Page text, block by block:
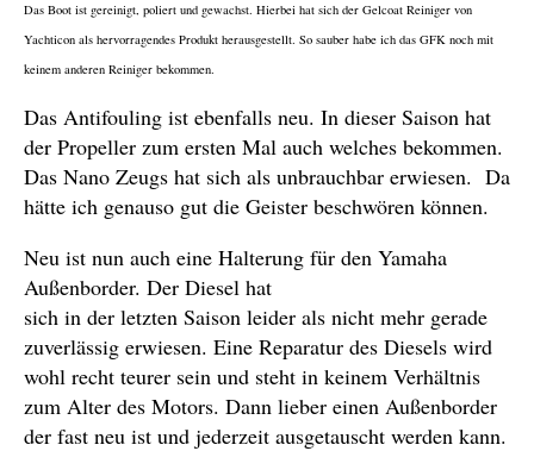
Das Boot ist gereinigt, poliert und gewachst. Hierbei hat sich der Gelcoat Reiniger von
Yachticon als hervorragendes Produkt herausgestellt. So sauber habe ich das GFK noch mit
keinem anderen Reiniger bekommen.
Das Antifouling ist ebenfalls neu. In dieser Saison hat
der Propeller zum ersten Mal auch welches bekommen.
Das Nano Zeugs hat sich als unbrauchbar erwiesen. Da
hätte ich genauso gut die Geister beschwören können.
Neu ist nun auch eine Halterung für den Yamaha
Außenborder. Der Diesel hat
sich in der letzten Saison leider als nicht mehr gerade
zuverlässig erwiesen. Eine Reparatur des Diesels wird
wohl recht teurer sein und steht in keinem Verhältnis
zum Alter des Motors. Dann lieber einen Außenborder
der fast neu ist und jederzeit ausgetauscht werden kann.